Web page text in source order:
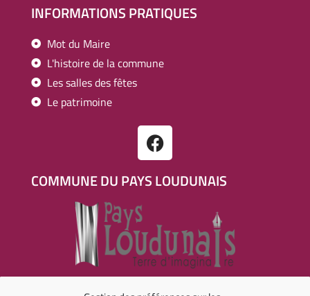
INFORMATIONS PRATIQUES
Mot du Maire
L'histoire de la commune
Les salles des fêtes
Le patrimoine
COMMUNE DU PAYS LOUDUNAIS
RÉALISATION